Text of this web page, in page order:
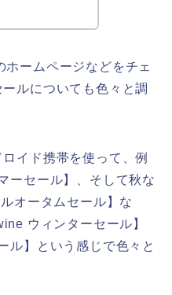
ホームページなどをチェ
ルについても色々と調
イド携帯を使って、例
ーセール】、そして秋な
オータムセール】な
ウィンターセール】
ル】という感じで色々と